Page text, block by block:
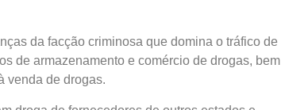
da facção criminosa que domina o tráfico de
de armazenamento e comércio de drogas, bem
venda de drogas.